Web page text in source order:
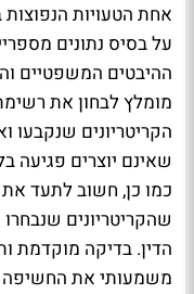
אחת הטעויות
על בסיס נתונים
ההיבטים המשפטיים
מומלץ לבחון את
הקריטריונים שנקבעו
שאינם יוצרים פגיעה
כמו כן, חשוב לתעד
שהקריטריונים
הדין. בדיקה מוקדמת
משמעותי את